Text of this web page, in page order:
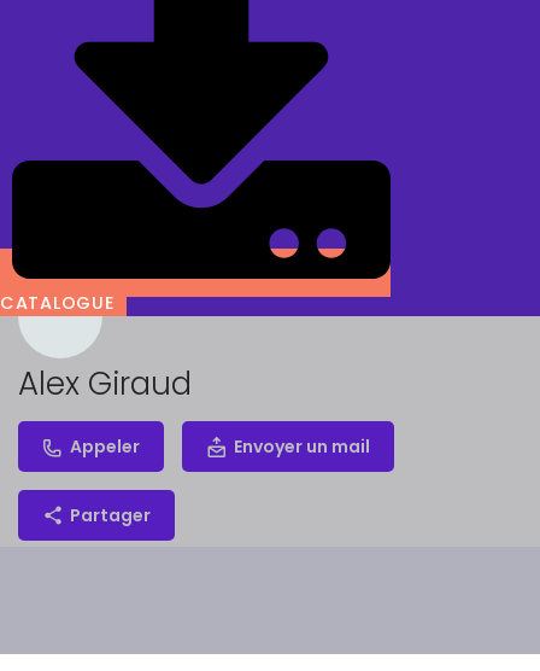
CATALOGUE
Alex Giraud
Appeler Envoyer un mail
Partager